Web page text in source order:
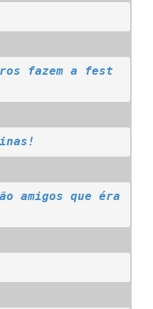
fazem a fest
amigos que éra